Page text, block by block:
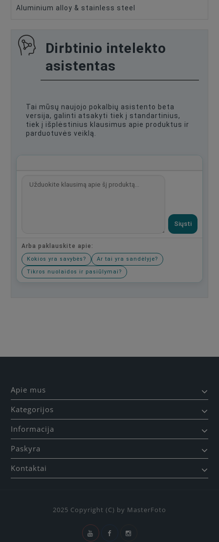
Aluminium alloy & stainless steel
Dirbtinio intelekto
asistentas
Tai mūsų naujojo pokalbių asistento beta
versija, galinti atsakyti tiek į standartinius,
tiek į išplėstinius klausimus apie produktus ir
parduotuvės veiklą.
Siųsti
Arba paklauskite apie:
Kokios yra savybės?
Ar tai yra sandėlyje?
Tikros nuolaidos ir pasiūlymai?
Apie mus
Kategorijos
Informacija
Paskyra
Kontaktai
2025 Copyright (C) by MasterFoto